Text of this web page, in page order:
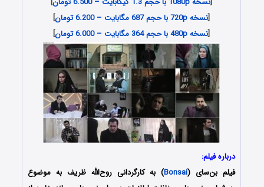
[نسخه 720p با حجم 687 مگابایت – 6.200 تومان
]
[نسخه 480p با حجم 364 مگابایت – 6.000 تومان ]
درباره فیلم:
فیلم بن‌سای (Bonsai) به کارگردانی روح‌الله ظریف به موضوع